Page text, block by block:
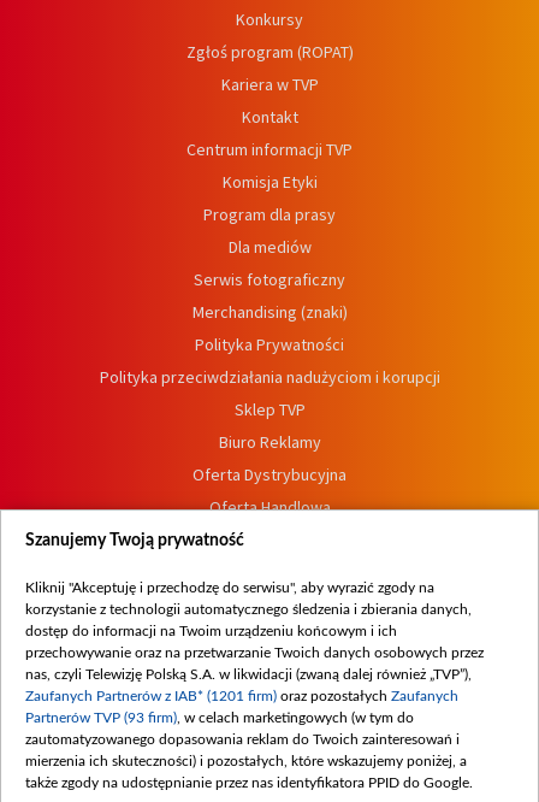
Konkursy
Zgłoś program (ROPAT)
Kariera w TVP
Kontakt
Centrum informacji TVP
Komisja Etyki
Program dla prasy
Dla mediów
Serwis fotograficzny
Merchandising (znaki)
Polityka Prywatności
Polityka przeciwdziałania nadużyciom i korupcji
Sklep TVP
Biuro Reklamy
Oferta Dystrybucyjna
Oferta Handlowa
Dostępność
Procedura zgłoszeń wewnętrznych
Szanujemy Twoją prywatność
Kliknij "Akceptuję i przechodzę do serwisu", aby wyrazić zgody na
korzystanie z technologii automatycznego śledzenia i zbierania danych,
dostęp do informacji na Twoim urządzeniu końcowym i ich
przechowywanie oraz na przetwarzanie Twoich danych osobowych przez
nas, czyli Telewizję Polską S.A. w likwidacji (zwaną dalej również „TVP”),
Zaufanych Partnerów z IAB* (1201 firm) oraz pozostałych Zaufanych
Partnerów TVP (93 firm) , w celach marketingowych (w tym do
zautomatyzowanego dopasowania reklam do Twoich zainteresowań i
mierzenia ich skuteczności) i pozostałych, które wskazujemy poniżej, a
także zgody na udostępnianie przez nas identyfikatora PPID do Google.